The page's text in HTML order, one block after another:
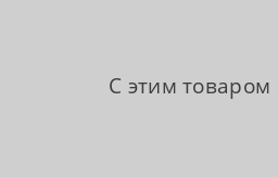
С этим